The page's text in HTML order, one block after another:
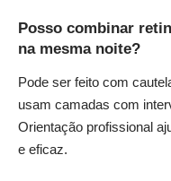
Posso combinar
na mesma noite?
Pode ser feito com
usam camadas com
Orientação profissional
e eficaz.